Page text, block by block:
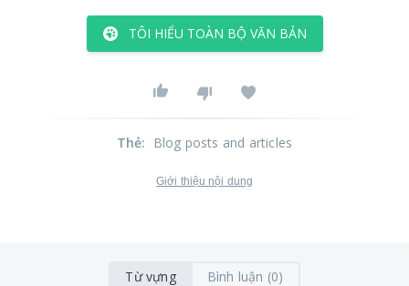
TÔI HIỂU TOÀN BỘ VĂN BẢN
Thẻ: Blog posts and articles
Giới thiệu nội dung
Từ vựng Bình luận (0)